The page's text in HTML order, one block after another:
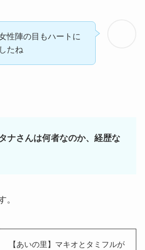
性陣の目もハートに
たね
ナさんは何者なのか、経歴な
。
【あいの里】マキオとタミフルが